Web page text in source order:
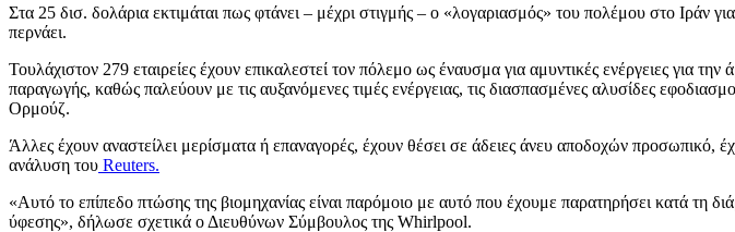
Στα 25 δισ. δολάρια εκτιμάται πως φτάνει – μέχρι στιγμής – ο «λογαριασμός» του πολέμου στο Ιράν
περνάει.
Τουλάχιστον 279 εταιρείες έχουν επικαλεστεί τον πόλεμο ως έναυσμα για αμυντικές ενέργειες για
παραγωγής, καθώς παλεύουν με τις αυξανόμενες τιμές ενέργειας, τις διασπασμένες αλυσίδες
Ορμούζ.
Άλλες έχουν αναστείλει μερίσματα ή επαναγορές, έχουν θέσει σε άδειες άνευ αποδοχών προσωπικό,
ανάλυση του Reuters.
«Αυτό το επίπεδο πτώσης της βιομηχανίας είναι παρόμοιο με αυτό που έχουμε παρατηρήσει κατά τη
ύφεσης», δήλωσε σχετικά ο Διευθύνων Σύμβουλος της Whirlpool.